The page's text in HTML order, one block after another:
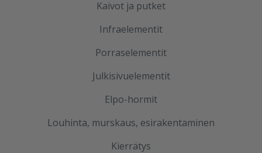
Kaivot ja putket
Infraelementit
Porraselementit
Julkisivuelementit
Elpo-hormit
Louhinta, murskaus, esirakentaminen
Kierrätys